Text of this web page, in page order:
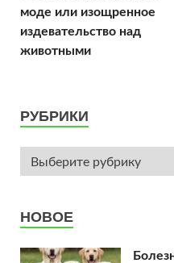
моде или изощренное
издевательство над
животными
РУБРИКИ
НОВОЕ